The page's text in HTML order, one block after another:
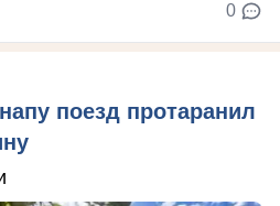
0
поезд протаранил